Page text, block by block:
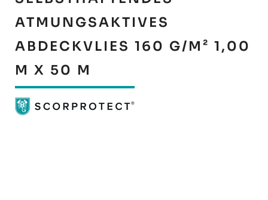
ATMUNGSAKTIVES
ABDECKVLIES 160 G/M² 1,00
M X 50 M